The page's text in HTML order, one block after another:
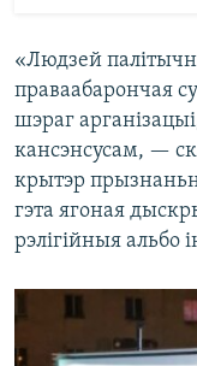
«Людзей
праваабарончая
шэраг
кансэнсусам, —
крытэр
гэта ягоная
рэлігійныя альбо